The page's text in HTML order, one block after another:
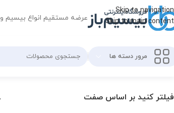
Skip to navigation
Skip to main content
عرضه مستقیم انواع بیسیم
مرور دسته ها
فیلتر کنید بر اساس صفت